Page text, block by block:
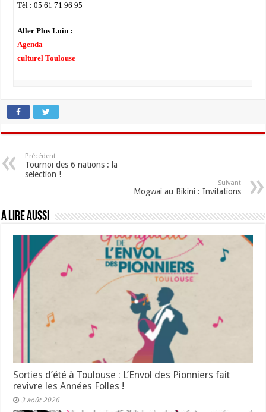
Tèl : 05 61 71 96 95
Aller Plus Loin :
Agenda
culturel Toulouse
Précédent
Tournoi des 6 nations : la
selection !
Suivant
Mogwai au Bikini : Invitations
A lire aussi
Sorties d’été à Toulouse : L’Envol des Pionniers fait
revivre les Années Folles !
3 août 2026